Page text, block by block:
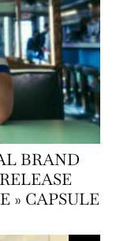
BRAND
» CAPSULE